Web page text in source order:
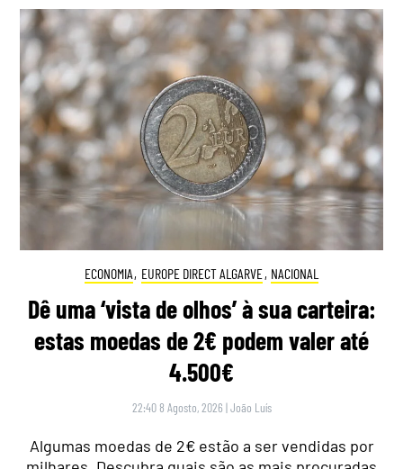
ECONOMIA, EUROPE DIRECT ALGARVE, NACIONAL
Dê uma ‘vista de olhos’ à sua carteira:
estas moedas de 2€ podem valer até
4.500€
22:40 8 Agosto, 2026 |João Luís
Algumas moedas de 2€ estão a ser vendidas por